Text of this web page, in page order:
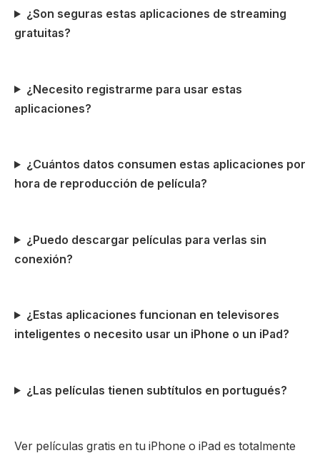
¿Son seguras estas aplicaciones de streaming
gratuitas?
¿Necesito registrarme para usar estas
aplicaciones?
¿Cuántos datos consumen estas aplicaciones por
hora de reproducción de película?
¿Puedo descargar películas para verlas sin
conexión?
¿Estas aplicaciones funcionan en televisores
inteligentes o necesito usar un iPhone o un iPad?
¿Las películas tienen subtítulos en portugués?
Ver películas gratis en tu iPhone o iPad es totalmente